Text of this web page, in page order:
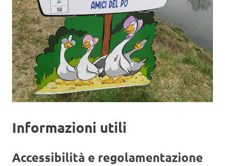
Informazioni utili
Accessibilità e regolamentazione